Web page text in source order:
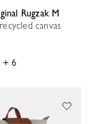
Rugzak M
canvas
+ 6